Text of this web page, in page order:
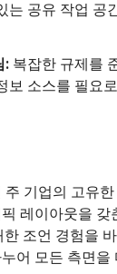
는 공유 작업 공
: 복잡한 규제를
보 소스를 필요
주 기업의 고유
레이아웃을 갖
한 조언 경험을
어 모든 측면을